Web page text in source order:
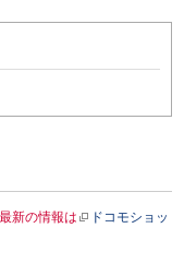
新の情報は
ドコモショッ